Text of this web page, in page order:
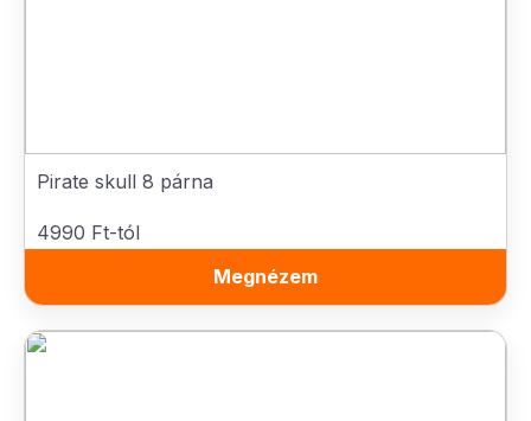
Pirate skull 8 párna
4990 Ft-tól
Megnézem